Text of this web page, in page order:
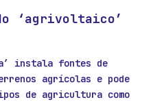
‘agrivoltaico’
instala fontes de
agrícolas e pode
de agricultura como